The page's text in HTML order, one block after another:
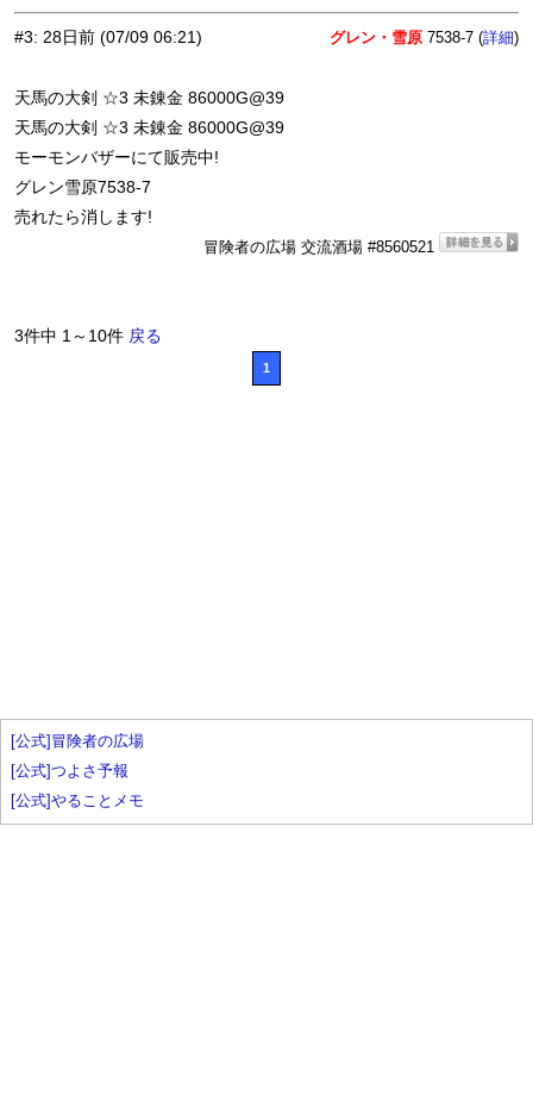
#3: 28日前 (07/09 06:21) グレン・雪原 7538-7 (詳細)
天馬の大剣 ☆3 未錬金 86000G@39
天馬の大剣 ☆3 未錬金 86000G@39
モーモンバザーにて販売中!
グレン雪原7538-7
売れたら消します!
冒険者の広場 交流酒場 #8560521
3件中 1～10件 戻る
1
[公式]冒険者の広場
[公式]つよさ予報
[公式]やることメモ